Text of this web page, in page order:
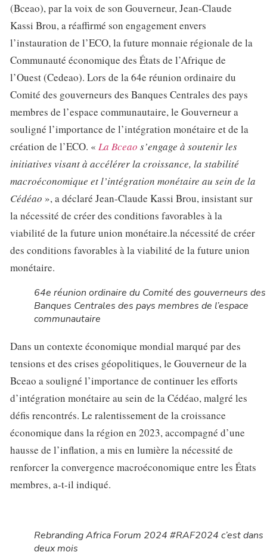
(Bceao), par la voix de son Gouverneur, Jean-Claude
Kassi Brou, a réaffirmé son engagement envers
l’instauration de l’ECO, la future monnaie régionale de la
Communauté économique des États de l’Afrique de
l’Ouest (Cedeao). Lors de la 64e réunion ordinaire du
Comité des gouverneurs des Banques Centrales des pays
membres de l’espace communautaire, le Gouverneur a
souligné l’importance de l’intégration monétaire et de la
création de l’ECO. « La Bceao s’engage à soutenir les
initiatives visant à accélérer la croissance, la stabilité
macroéconomique et l’intégration monétaire au sein de la
Cédéao », a déclaré Jean-Claude Kassi Brou, insistant sur
la nécessité de créer des conditions favorables à la
viabilité de la future union monétaire.la nécessité de créer
des conditions favorables à la viabilité de la future union
monétaire.
64e réunion ordinaire du Comité des gouverneurs des
Banques Centrales des pays membres de l’espace
communautaire
Dans un contexte économique mondial marqué par des
tensions et des crises géopolitiques, le Gouverneur de la
Bceao a souligné l’importance de continuer les efforts
d’intégration monétaire au sein de la Cédéao, malgré les
défis rencontrés. Le ralentissement de la croissance
économique dans la région en 2023, accompagné d’une
hausse de l’inflation, a mis en lumière la nécessité de
renforcer la convergence macroéconomique entre les États
membres, a-t-il indiqué.
Rebranding Africa Forum 2024 #RAF2024 c’est dans
deux mois